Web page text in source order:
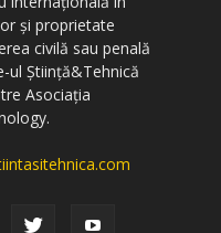
și proprietate
civilă sau penală
ul Știință&Tehnică
Asociația